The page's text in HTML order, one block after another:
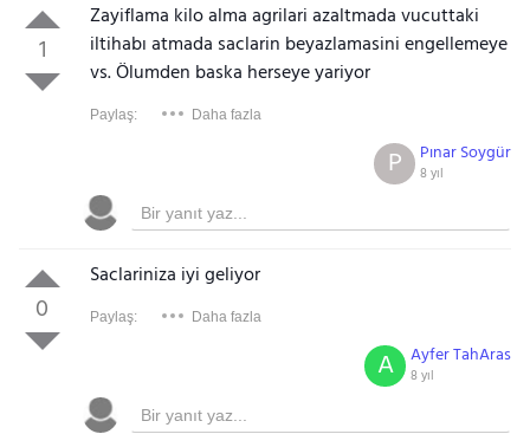
1
Zayiflama kilo alma agrilari azaltmada vucuttaki
iltihabı atmada saclarin beyazlamasini engellemeye
vs. Ölumden baska herseye yariyor
Paylaş: Daha fazla
Pınar Soygür
8 yıl
P
0
Saclariniza iyi geliyor
Paylaş: Daha fazla
Ayfer TahAras
8 yıl
A